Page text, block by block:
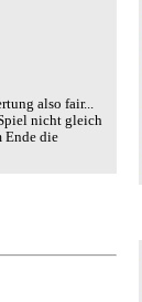
also fair...
nicht gleich
Ende die